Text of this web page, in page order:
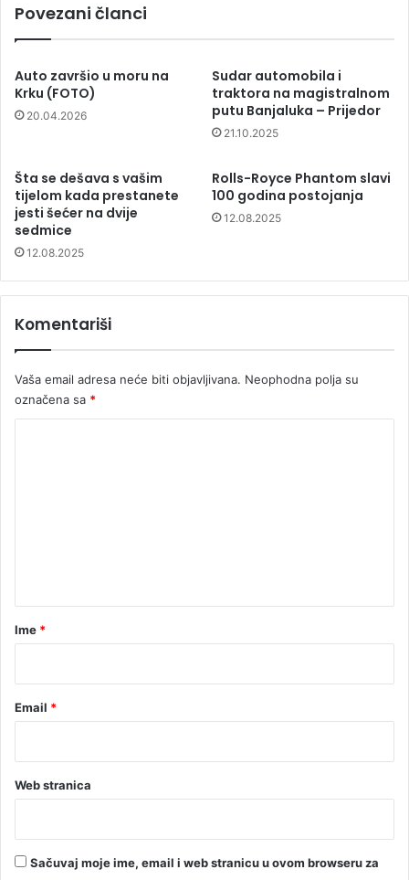
Povezani članci
Auto završio u moru na
Krku (FOTO)
20.04.2026
Sudar automobila i
traktora na magistralnom
putu Banjaluka – Prijedor
21.10.2025
Šta se dešava s vašim
tijelom kada prestanete
jesti šećer na dvije
sedmice
12.08.2025
Rolls-Royce Phantom slavi
100 godina postojanja
12.08.2025
Komentariši
Vaša email adresa neće biti objavljivana. Neophodna polja su
označena sa *
rIme *
Email *
Web stranica
Sačuvaj moje ime, email i web stranicu u ovom browseru za